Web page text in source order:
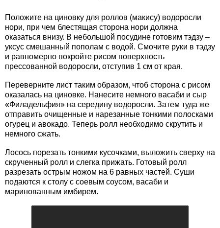
Положите на циновку для роллов (макису) водоросли
нори, при чем блестящая сторона нори должна
оказаться внизу. В небольшой посудине готовим тэдзу –
уксус смешанный пополам с водой. Смочите руки в тэдзу
и равномерно покройте рисом поверхность
прессованной водоросли, отступив 1 см от края.
Переверните лист таким образом, чтоб сторона с рисом
оказалась на циновке. Нанесите немного васаби и сыр
«Филадельфия» на середину водоросли. Затем туда же
отправить очищенные и нарезанные тонкими полосками
огурец и авокадо. Теперь ролл необходимо скрутить и
немного сжать.
Лосось порезать тонкими кусочками, выложить сверху на
скрученный ролл и слегка прижать. Готовый ролл
разрезать острым ножом на 6 равных частей. Суши
подаются к столу с соевым соусом, васаби и
маринованным имбирем.